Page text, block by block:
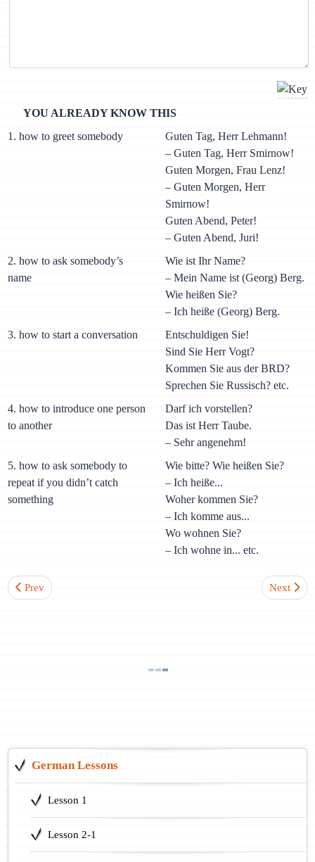
YOU ALREADY KNOW THIS
1. how to greet somebody
Guten Tag, Herr Lehmann!
– Guten Tag, Herr Smirnow!
Guten Morgen, Frau Lenz!
– Guten Morgen, Herr
Smirnow!
Guten Abend, Peter!
– Guten Abend, Juri!
2. how to ask somebody’s
name
Wie ist Ihr Name?
– Mein Name ist (Georg) Berg.
Wie heißen Sie?
– Ich heiße (Georg) Berg.
3. how to start a conversation
Entschuldigen Sie!
Sind Sie Herr Vogt?
Kommen Sie aus der BRD?
Sprechen Sie Russisch? etc.
4. how to introduce one person
to another
Darf ich vorstellen?
Das ist Herr Taube.
– Sehr angenehm!
5. how to ask somebody to
repeat if you didn’t catch
something
Wie bitte? Wie heißen Sie?
– Ich heiße...
Woher kommen Sie?
– Ich komme aus...
Wo wohnen Sie?
– Ich wohne in... etc.
Previous article: Lesson 2-4. The position of ‘nicht’ in German
Prev Next
Next
German Lessons
Lesson 1
Lesson 2-1